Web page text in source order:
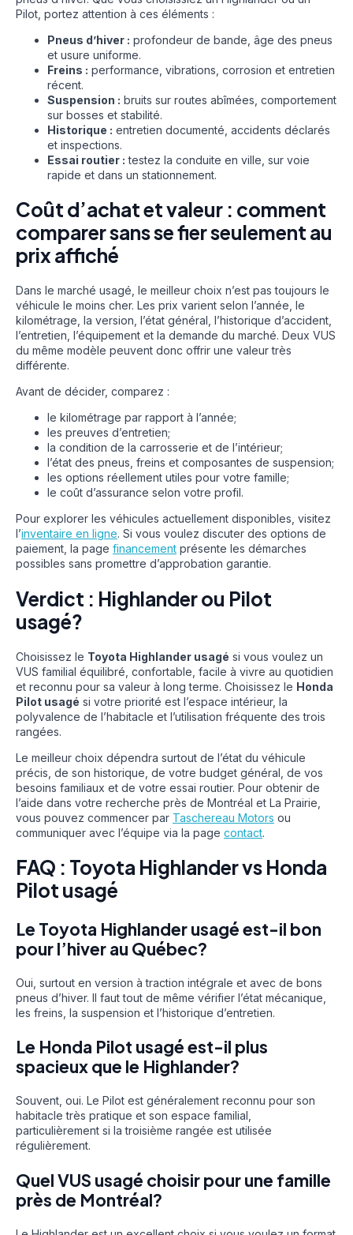
Pilot, portez attention à ces éléments :
Pneus d’hiver : profondeur de bande, âge des pneus
et usure uniforme.
Freins : performance, vibrations, corrosion et entretien
récent.
Suspension : bruits sur routes abîmées, comportement
sur bosses et stabilité.
Historique : entretien documenté, accidents déclarés
et inspections.
Essai routier : testez la conduite en ville, sur voie
rapide et dans un stationnement.
Coût d’achat et valeur : comment
comparer sans se fier seulement au
prix affiché
Dans le marché usagé, le meilleur choix n’est pas toujours le
véhicule le moins cher. Les prix varient selon l’année, le
kilométrage, la version, l’état général, l’historique d’accident,
l’entretien, l’équipement et la demande du marché. Deux VUS
du même modèle peuvent donc offrir une valeur très
différente.
Avant de décider, comparez :
le kilométrage par rapport à l’année;
les preuves d’entretien;
la condition de la carrosserie et de l’intérieur;
l’état des pneus, freins et composantes de suspension;
les options réellement utiles pour votre famille;
le coût d’assurance selon votre profil.
Pour explorer les véhicules actuellement disponibles, visitez
l’inventaire en ligne. Si vous voulez discuter des options de
paiement, la page financement présente les démarches
possibles sans promettre d’approbation garantie.
Verdict : Highlander ou Pilot
usagé?
Choisissez le Toyota Highlander usagé si vous voulez un
VUS familial équilibré, confortable, facile à vivre au quotidien
et reconnu pour sa valeur à long terme. Choisissez le Honda
Pilot usagé si votre priorité est l’espace intérieur, la
polyvalence de l’habitacle et l’utilisation fréquente des trois
rangées.
Le meilleur choix dépendra surtout de l’état du véhicule
précis, de son historique, de votre budget général, de vos
besoins familiaux et de votre essai routier. Pour obtenir de
l’aide dans votre recherche près de Montréal et La Prairie,
vous pouvez commencer par Taschereau Motors ou
communiquer avec l’équipe via la page contact.
FAQ : Toyota Highlander vs Honda
Pilot usagé
Le Toyota Highlander usagé est-il bon
pour l’hiver au Québec?
Oui, surtout en version à traction intégrale et avec de bons
pneus d’hiver. Il faut tout de même vérifier l’état mécanique,
les freins, la suspension et l’historique d’entretien.
Le Honda Pilot usagé est-il plus
spacieux que le Highlander?
Souvent, oui. Le Pilot est généralement reconnu pour son
habitacle très pratique et son espace familial,
particulièrement si la troisième rangée est utilisée
régulièrement.
Quel VUS usagé choisir pour une famille
près de Montréal?